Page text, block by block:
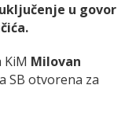
u govor
KiM Milovan
SB otvorena za